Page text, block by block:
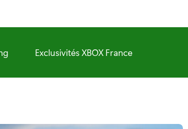
Exclusivités XBOX France